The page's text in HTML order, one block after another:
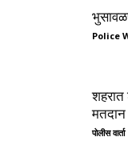
Police
शहरात
मतदान
पोलीस वार्ता